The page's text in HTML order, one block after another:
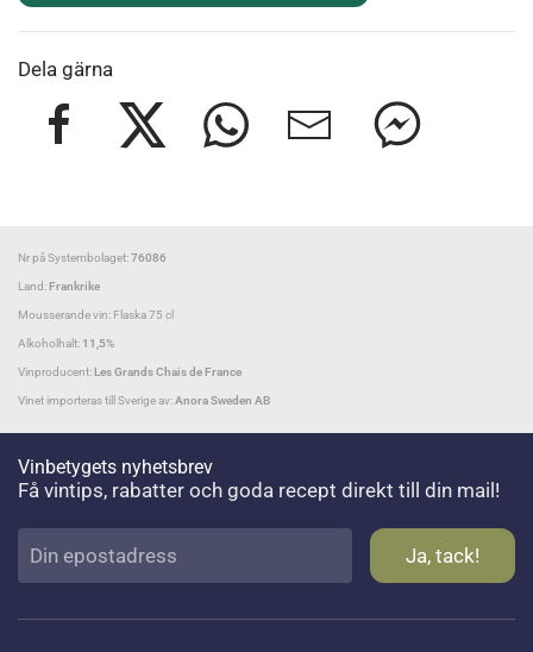
Dela gärna
Nr på Systembolaget:76086
Land: Frankrike
Mousserande vin: Flaska 75 cl
Alkoholhalt: 11,5%
Vinproducent: Les Grands Chais de France
Vinet importeras till Sverige av:Anora Sweden AB
Vinbetygets nyhetsbrev
Få vintips, rabatter och goda recept direkt till din mail!